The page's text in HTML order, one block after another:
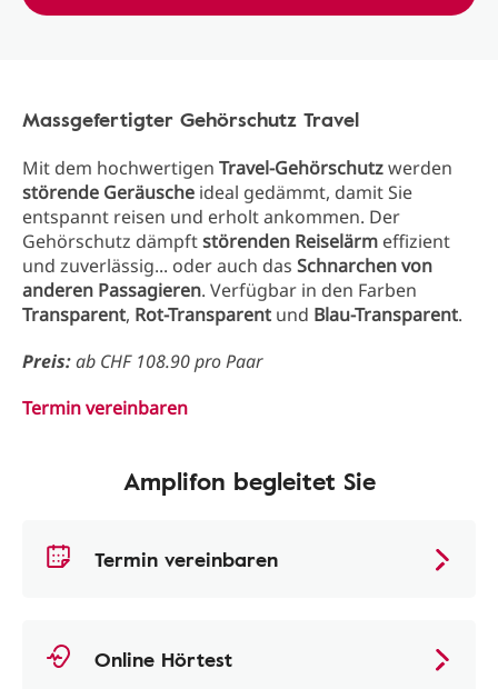
Massgefertigter Gehörschutz Travel
Mit dem hochwertigen Travel-Gehörschutzwerden
störende Geräusche ideal gedämmt, damit Sie
entspannt reisen und erholt ankommen. Der
Gehörschutz dämpftstörenden Reiselärm effizient
und zuverlässig... oder auch das Schnarchen von
anderen Passagieren. Verfügbar in den Farben
Transparent, Rot-Transparent und Blau-Transparent.
Preis:ab CHF 108.90pro Paar
Termin vereinbaren
Amplifon begleitet Sie
Termin vereinbaren
Online Hörtest